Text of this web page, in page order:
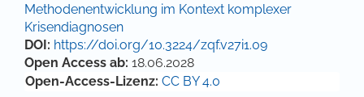
Methodenentwicklung im Kontext komplexer
Krisendiagnosen
DOI: https://doi.org/10.3224/zqf.v27i1.09
Open Access ab: 18.06.2028
Open-Access-Lizenz: CC BY 4.0